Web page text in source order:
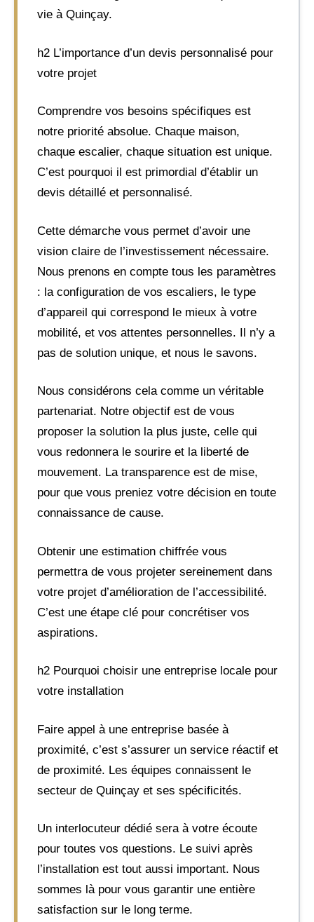
vie à Quinçay.
h2 L’importance d’un devis personnalisé pour
votre projet
Comprendre vos besoins spécifiques est
notre priorité absolue. Chaque maison,
chaque escalier, chaque situation est unique.
C’est pourquoi il est primordial d’établir un
devis détaillé et personnalisé.
Cette démarche vous permet d’avoir une
vision claire de l’investissement nécessaire.
Nous prenons en compte tous les paramètres
: la configuration de vos escaliers, le type
d’appareil qui correspond le mieux à votre
mobilité, et vos attentes personnelles. Il n’y a
pas de solution unique, et nous le savons.
Nous considérons cela comme un véritable
partenariat. Notre objectif est de vous
proposer la solution la plus juste, celle qui
vous redonnera le sourire et la liberté de
mouvement. La transparence est de mise,
pour que vous preniez votre décision en toute
connaissance de cause.
Obtenir une estimation chiffrée vous
permettra de vous projeter sereinement dans
votre projet d’amélioration de l’accessibilité.
C’est une étape clé pour concrétiser vos
aspirations.
h2 Pourquoi choisir une entreprise locale pour
votre installation
Faire appel à une entreprise basée à
proximité, c’est s’assurer un service réactif et
de proximité. Les équipes connaissent le
secteur de Quinçay et ses spécificités.
Un interlocuteur dédié sera à votre écoute
pour toutes vos questions. Le suivi après
l’installation est tout aussi important. Nous
sommes là pour vous garantir une entière
satisfaction sur le long terme.